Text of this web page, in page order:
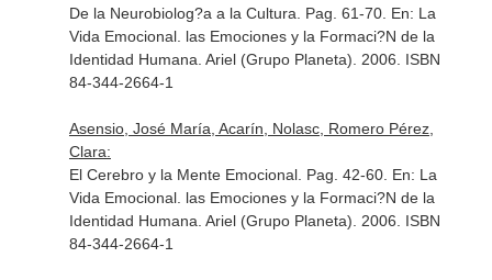
De la Neurobiolog?a a la Cultura. Pag. 61-70. En: La
Vida Emocional. las Emociones y la Formaci?N de la
Identidad Humana . Ariel (Grupo Planeta). 2006. ISBN
84-344-2664-1
Asensio, José María, Acarín, Nolasc, Romero Pérez,
Clara:
El Cerebro y la Mente Emocional. Pag. 42-60. En: La
Vida Emocional. las Emociones y la Formaci?N de la
Identidad Humana . Ariel (Grupo Planeta). 2006. ISBN
84-344-2664-1